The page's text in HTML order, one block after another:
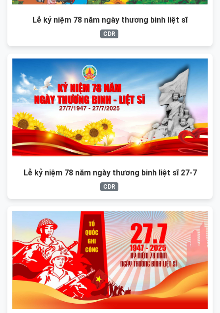
Lễ kỷ niệm 78 năm ngày thương binh liệt sĩ
CDR
Lễ kỷ niệm 78 năm ngày thương binh liệt sĩ 27-7
CDR